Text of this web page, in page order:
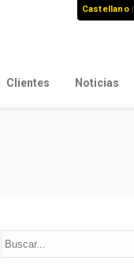
Castellano|
Clientes Noticias